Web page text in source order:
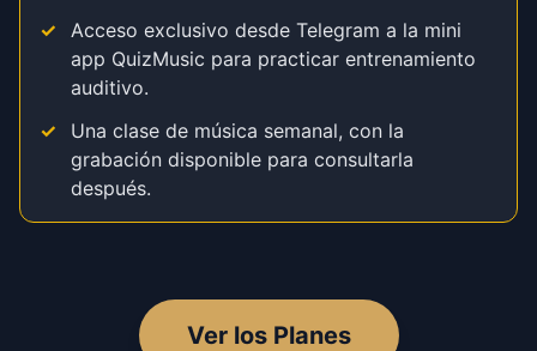
✓
Acceso exclusivo desde Telegram a la mini
app QuizMusic para practicar entrenamiento
auditivo.
✓
Una clase de música semanal, con la
grabación disponible para consultarla
después.
Ver los Planes